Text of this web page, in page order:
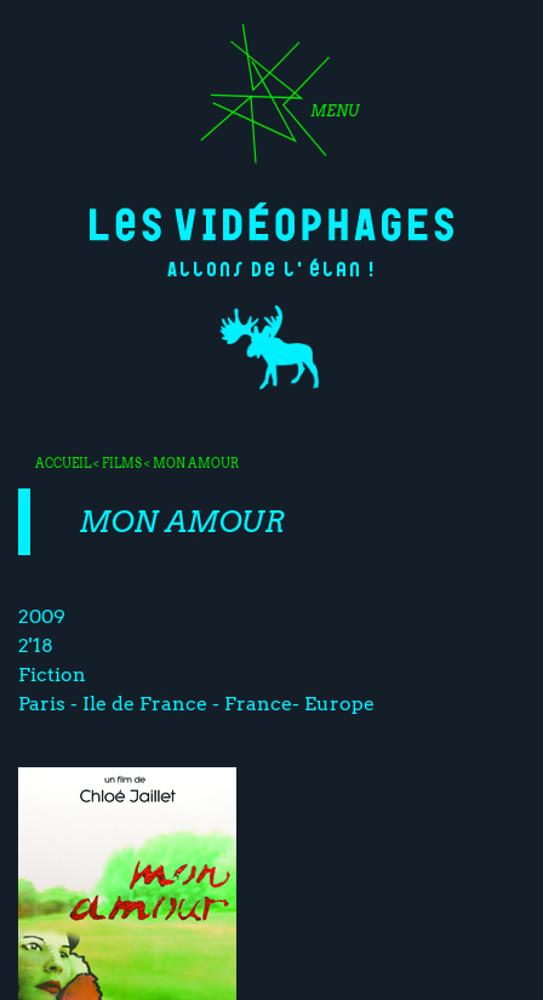
MENU
Allons de l'élan !
ACCUEIL< FILMS< MON AMOUR
MON AMOUR
2009
2'18
Fiction
Paris - Ile de France - France- Europe